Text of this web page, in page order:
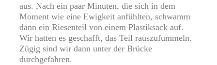
aus. Nach ein paar Minuten, die sich in dem
Moment wie eine Ewigkeit anfühlten, schwamm
dann ein Riesenteil von einem Plastiksack auf.
Wir hatten es geschafft, das Teil rauszufummeln.
Zügig sind wir dann unter der Brücke
durchgefahren.